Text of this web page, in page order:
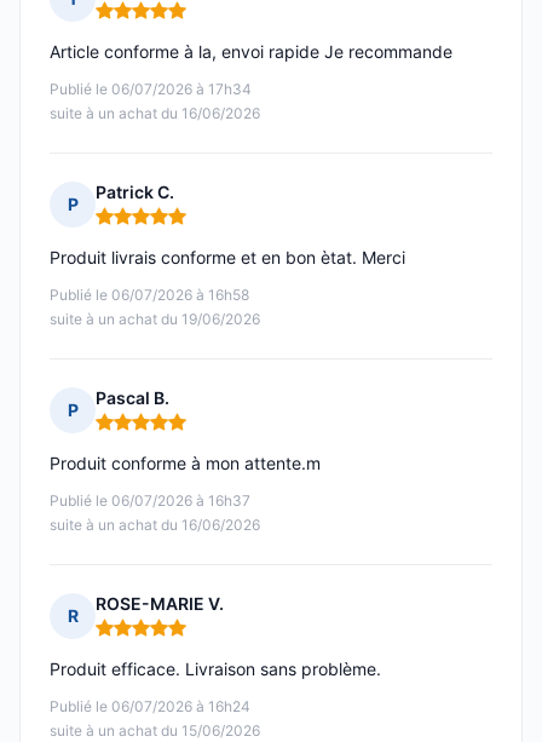
Note : 5 sur 5
Publié le 06/07/2026 à 17h34
suite à un achat du 16/06/2026
Article conforme à la, envoi rapide Je recommande
P
Patrick C.
Note : 5 sur 5
Publié le 06/07/2026 à 16h58
suite à un achat du 19/06/2026
Produit livrais conforme et en bon ètat. Merci
P
Pascal B.
Note : 5 sur 5
Publié le 06/07/2026 à 16h37
suite à un achat du 16/06/2026
Produit conforme à mon attente.m
R
ROSE-MARIE V.
Note : 5 sur 5
Publié le 06/07/2026 à 16h24
suite à un achat du 15/06/2026
Produit efficace. Livraison sans problème.